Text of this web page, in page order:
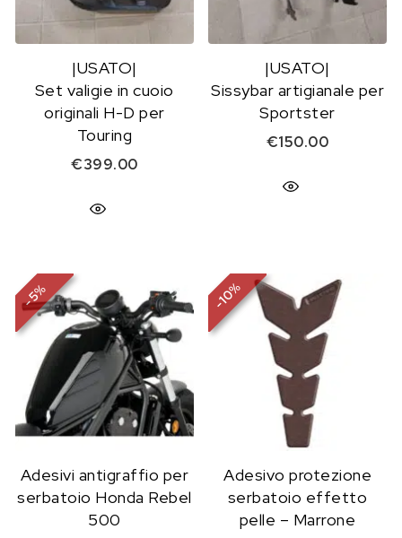
|USATO|
Set valigie in cuoio
originali H-D per
Touring
€399.00
|USATO|
Sissybar artigianale per
Sportster
€150.00
-5
%
Adesivi antigraffio per
serbatoio Honda Rebel
500
-
10
%
Adesivo protezione
serbatoio effetto
pelle – Marrone